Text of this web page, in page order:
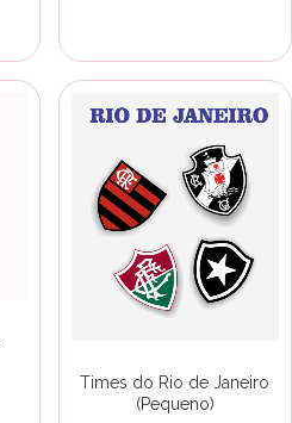
Times do Rio de Janeiro
(Pequeno)